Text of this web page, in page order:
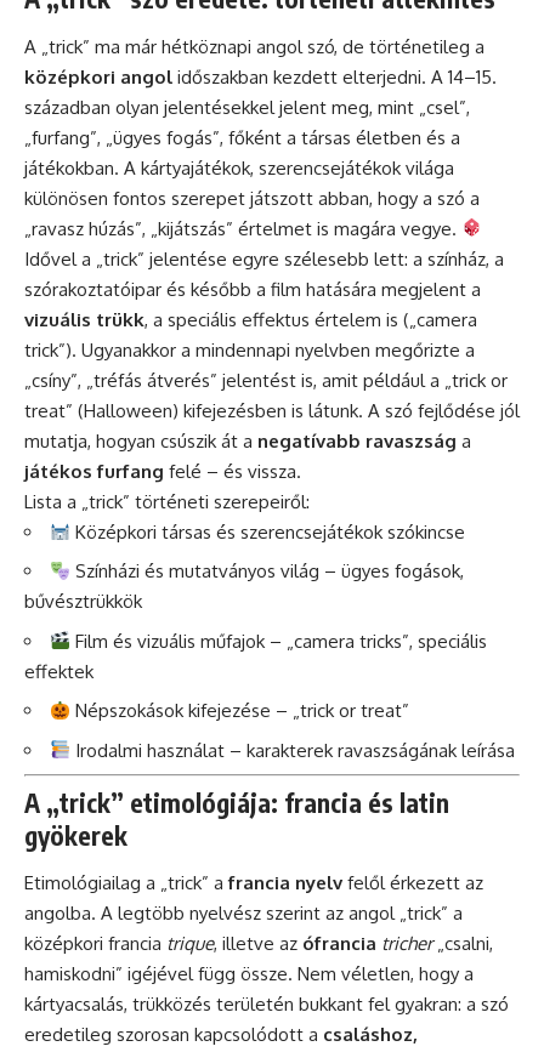
A „trick” ma már hétköznapi angol szó, de történetileg a
középkori angol időszakban kezdett elterjedni. A 14–15.
században olyan jelentésekkel jelent meg, mint „csel”,
„furfang”, „ügyes fogás”, főként a társas életben és a
játékokban. A kártyajátékok, szerencsejátékok világa
különösen fontos szerepet játszott abban, hogy a szó a
„ravasz húzás”, „kijátszás” értelmet is magára vegye.
Idővel a „trick” jelentése egyre szélesebb lett: a színház, a
szórakoztatóipar és később a film hatására megjelent a
vizuális trükk, a speciális effektus értelem is („camera
trick”). Ugyanakkor a mindennapi nyelvben megőrizte a
„csíny”, „tréfás átverés” jelentést is, amit például a „trick or
treat” (Halloween) kifejezésben is látunk. A szó fejlődése jól
mutatja, hogyan csúszik át a negatívabb ravaszság a
játékos furfang felé – és vissza.
Lista a „trick” történeti szerepeiről:
Középkori társas és szerencsejátékok szókincse
Színházi és mutatványos világ – ügyes fogások,
bűvésztrükkök
Film és vizuális műfajok – „camera tricks”, speciális
effektek
Népszokások kifejezése – „trick or treat”
Irodalmi használat – karakterek ravaszságának leírása
A „trick” etimológiája: francia és latin
gyökerek
Etimológiailag a „trick” afrancia nyelv felől érkezett az
angolba. A legtöbb nyelvész szerint az angol „trick” a
középkori francia trique, illetve az ófrancia tricher„csalni,
hamiskodni” igéjével függ össze. Nem véletlen, hogy a
kártyacsalás, trükközés területén bukkant fel gyakran: a szó
eredetileg szorosan kapcsolódott a csaláshoz,